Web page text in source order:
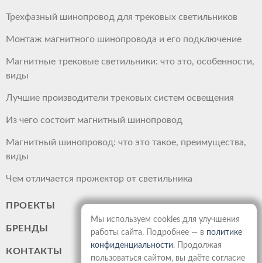
Трехфазный шинопровод для трековых светильников
Монтаж магнитного шинопровода и его подключение
Магнитные трековые светильники: что это, особенности,
виды
Лучшие производители трековых систем освещения
Из чего состоит магнитный шинопровод
Магнитный шинопровод: что это такое, преимущества,
виды
Чем отличается прожектор от светильника
ПРОЕКТЫ
БРЕНДЫ
КОНТАКТЫ
Мы используем cookies для улучшения
работы сайта. Подробнее — в политике
конфиденциальности. Продолжая
пользоваться сайтом, вы даёте согласие